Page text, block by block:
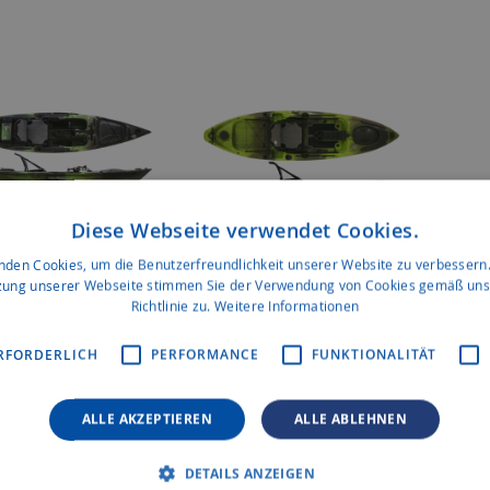
"Ultimate"
Native Watercraft "Slayer" 12
Diese Webseite verwendet Cookies.
Cookies, um die Benutzerfreundlichkeit unserer Website zu
unserer Webseite stimmen Sie der Verwendung von Cookies gemäß
Richtlinie zu.Weitere Informationen
PERFORMANCE FUNKTIONALITÄT
ALLE AKZEPTIEREN ALLE ABLEHNEN
DETAILS ANZEIGEN